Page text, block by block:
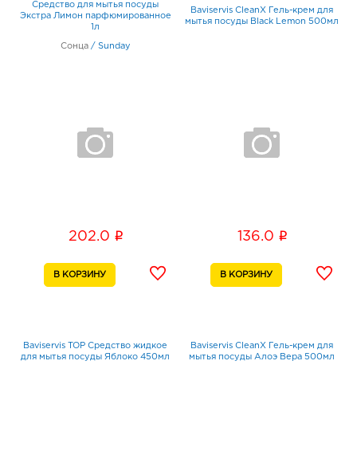
Средство для мытья посуды
Экстра Лимон парфюмированное
1л
Сонца / Sunday
202.0 i
Baviservis CleanX Гель-крем для
мытья посуды Black Lemon 500мл
136.0 i
Baviservis TOP Средство жидкое
для мытья посуды Яблоко 450мл
Baviservis CleanX Гель-крем для
мытья посуды Алоэ Вера 500мл